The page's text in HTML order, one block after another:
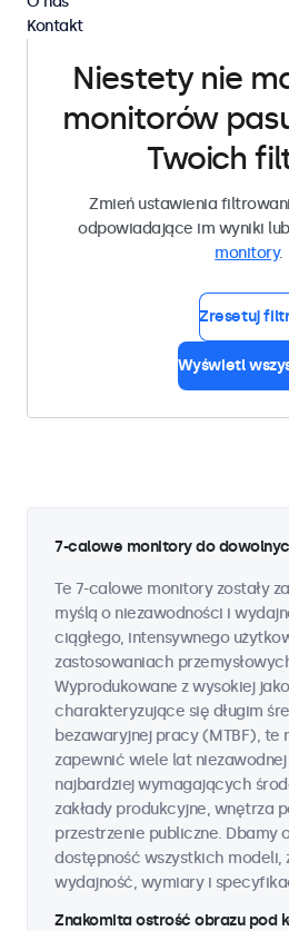
Niestety nie
monitorów
Twoich
Zmień ustawienia
odpowiadające im wyniki
monitory.
Zresetuj
Wyświetl
7-calowe monitory do
Te 7-calowe monitory zostały
myślą o niezawodności i
ciągłego, intensywnego
zastosowaniach
Wyprodukowane z wysokiej
charakteryzujące się długim
bezawaryjnej pracy (MTBF), te
zapewnić wiele lat
najbardziej wymagających
zakłady produkcyjne, wnętrza
przestrzenie publiczne. Dbamy
dostępność wszystkich modeli,
wydajność, wymiary i
Znakomita ostrość obrazu pod
Kontakt